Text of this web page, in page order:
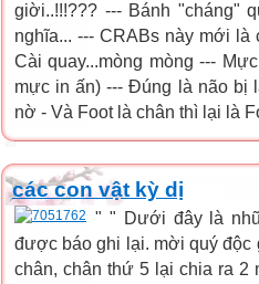
giời..!!!??? --- Bánh "cháng"
nghĩa... --- CRABs này mới là
Cài quay...mòng mòng ---
mực in ấn) --- Đúng là não bị
nờ - Và Foot là chân thì lại là
các con vật kỳ dị
" " Dưới đây là
được báo ghi lại. mời quý độc
chân, chân thứ 5 lại chia ra 2